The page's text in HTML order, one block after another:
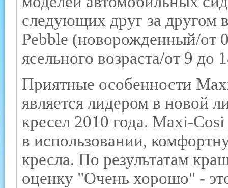
следующих друг за другом
Pebble (новорожденный/от
ясельного возраста/от 9 до
Приятные особенности
является лидером в новой
кресел 2010 года. Maxi-
в использовании,
кресла. По результатам
оценку "Очень хорошо" -